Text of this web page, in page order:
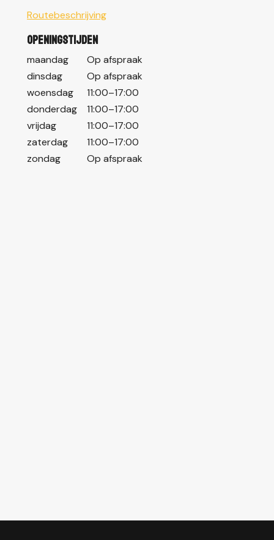
Routebeschrijving
Openingstijden
maandag
Op afspraak
dinsdag
Op afspraak
woensdag
11:00–17:00
donderdag
11:00–17:00
vrijdag
11:00–17:00
zaterdag
11:00–17:00
zondag
Op afspraak